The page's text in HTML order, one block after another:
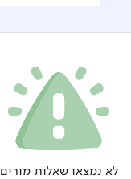
לא נמצאו שאלות מורים